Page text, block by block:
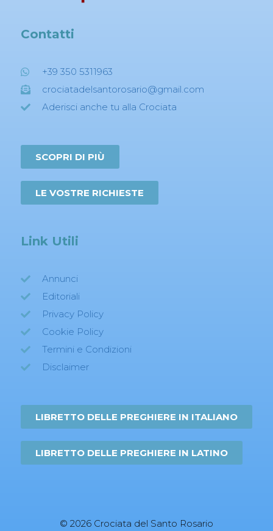
Contatti
+39 350 5311963
crociatadelsantorosario@gmail.com
Aderisci anche tu alla Crociata
SCOPRI DI PIÙ
LE VOSTRE RICHIESTE
Link Utili
Annunci
Editoriali
Privacy Policy
Cookie Policy
Termini e Condizioni
Disclaimer
LIBRETTO DELLE PREGHIERE IN ITALIANO
LIBRETTO DELLE PREGHIERE IN LATINO
© 2026 Crociata del Santo Rosario